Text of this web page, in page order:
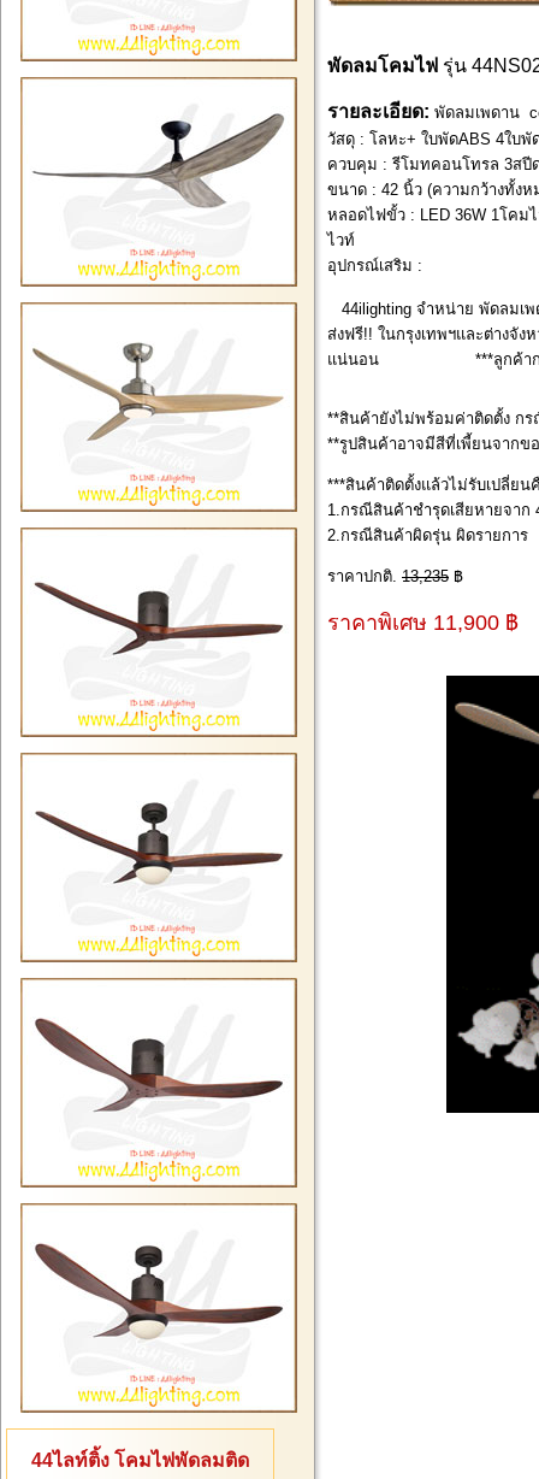
44ไลท์ติ้ง โคมไฟพัดลมติด
พัดลมโคมไฟ รุ่น
รายละเอียด: พัดลมเพดาน
วัสดุ : โลหะ+ ใบพัดABS 4ใบพั
ควบคุม : รีโมทคอนโทรล 3สปี
ขนาด : 42 นิ้ว (ความกว้างทั้งห
หลอดไฟขั้ว : LED 36W 1โคม
ไวท์
อุปกรณ์เสริม :
44ilighting จำหน่าย พัดลมเ
ส่งฟรี!! ในกรุงเทพฯและต่างจั
แน่นอน ***ลูกค้ากรุงเท
**สินค้ายังไม่พร้อมค่าติดตั้ง ก
**รูปสินค้าอาจมีสีที่เพี้ยนจากขอ
***สินค้าติดตั้งแล้วไม่รับเปลี่ย
1.กรณีสินค้าชำรุดเสียหายจาก
2.กรณีสินค้าผิดรุ่น ผิดรายการ
ราคาปกติ. 13,235 ฿
ราคาพิเศษ 11,900 ฿